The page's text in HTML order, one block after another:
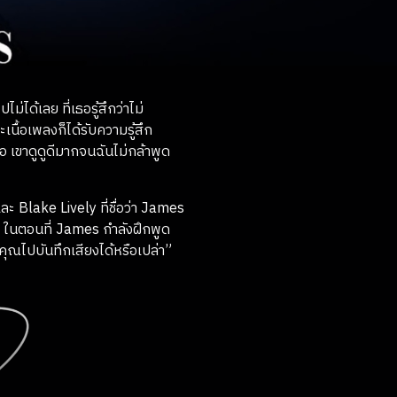
ม่ได้เลย ที่เธอรู้สึกว่าไม่
นื้อเพลงก็ได้รับความรู้สึก
เขาดูดูดีมากจนฉันไม่กล้าพูด
Blake Lively ที่ชื่อว่า James
ในตอนที่ James กำลังฝึกพูด
ณไปบันทึกเสียงได้หรือเปล่า”